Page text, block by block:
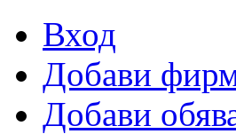
Вход
Добави
Добави